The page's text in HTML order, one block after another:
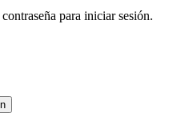
para iniciar sesión.